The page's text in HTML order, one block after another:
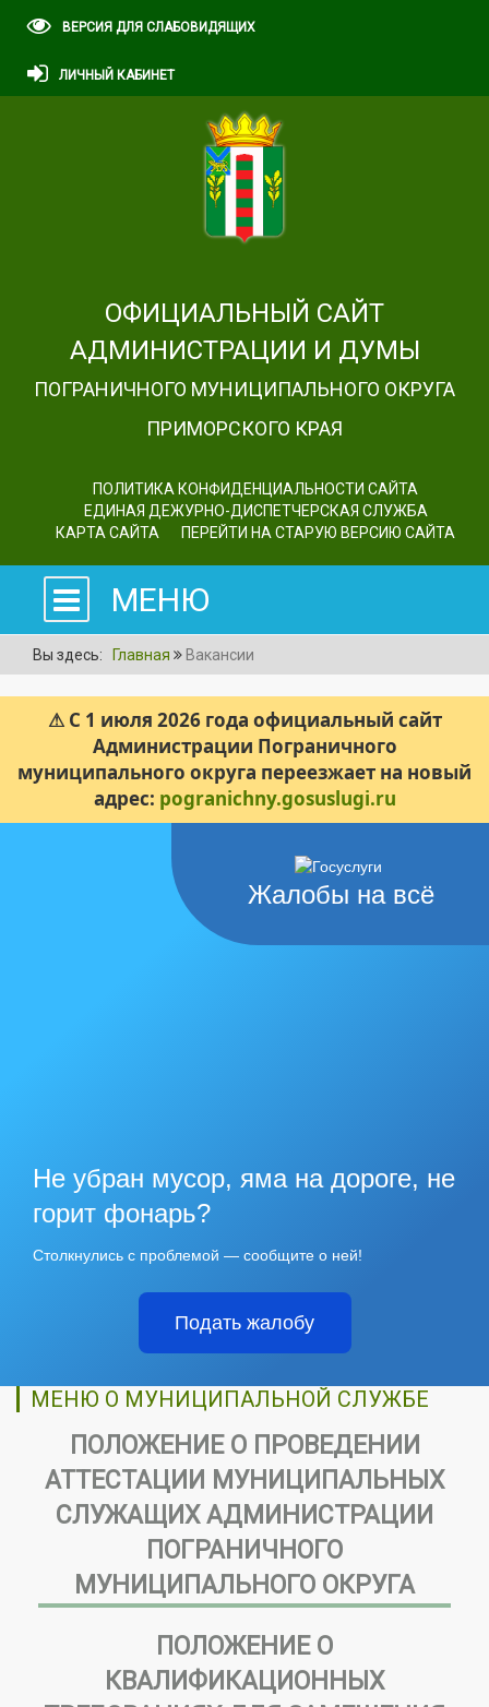
ВЕРСИЯ ДЛЯ СЛАБОВИДЯЩИХ
ЛИЧНЫЙ КАБИНЕТ
ОФИЦИАЛЬНЫЙ САЙТ
АДМИНИСТРАЦИИ И ДУМЫ
ПОГРАНИЧНОГО МУНИЦИПАЛЬНОГО ОКРУГА
ПРИМОРСКОГО КРАЯ
ПОЛИТИКА КОНФИДЕНЦИАЛЬНОСТИ САЙТА
ЕДИНАЯ ДЕЖУРНО-ДИСПЕТЧЕРСКАЯ СЛУЖБА
КАРТА САЙТА
ПЕРЕЙТИ НА СТАРУЮ ВЕРСИЮ САЙТА
МЕНЮ
Вы здесь: Главная Вакансии
⚠ С 1 июля 2026 года официальный сайт
Администрации Пограничного
муниципального округа переезжает на новый
адрес: pogranichny.gosuslugi.ru
Жалобы на всё
Не убран мусор, яма на дороге, не
горит фонарь?
Столкнулись с проблемой — сообщите о ней!
Подать жалобу
МЕНЮ О МУНИЦИПАЛЬНОЙ СЛУЖБЕ
ПОЛОЖЕНИЕ О ПРОВЕДЕНИИ
АТТЕСТАЦИИ МУНИЦИПАЛЬНЫХ
СЛУЖАЩИХ АДМИНИСТРАЦИИ
ПОГРАНИЧНОГО
МУНИЦИПАЛЬНОГО ОКРУГА
ПОЛОЖЕНИЕ О
КВАЛИФИКАЦИОННЫХ